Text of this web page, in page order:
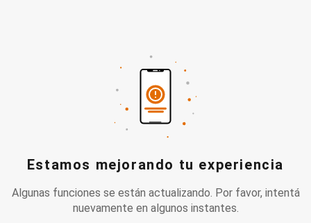
Estamos mejorando tu experiencia
Algunas funciones se están actualizando. Por favor, intentá
nuevamente en algunos instantes.